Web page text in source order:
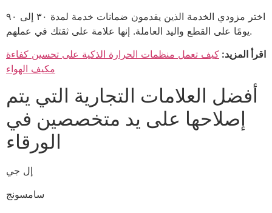
اختر مزودي الخدمة الذين يقدمون ضمانات خدمة لمدة ٣٠ إلى ٩٠
يومًا على القطع واليد العاملة. إنها علامة على ثقتك في عملهم.
اقرأ المزيد: كيف تعمل منظمات الحرارة الذكية على تحسين كفاءة
مكيف الهواء
أفضل العلامات التجارية التي يتم
إصلاحها على يد متخصصين في
الورقاء
إل جي
سامسونج